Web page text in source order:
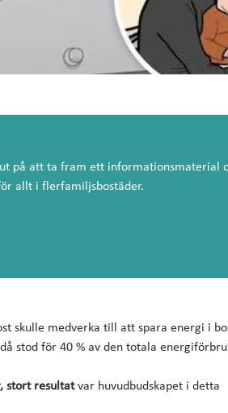
på att ta fram ett informationsmaterial
allt i flerfamiljsbostäder.
skulle medverka till att spara energi i
stod för 40 % av den totala
stort resultatvar huvudbudskapet i detta